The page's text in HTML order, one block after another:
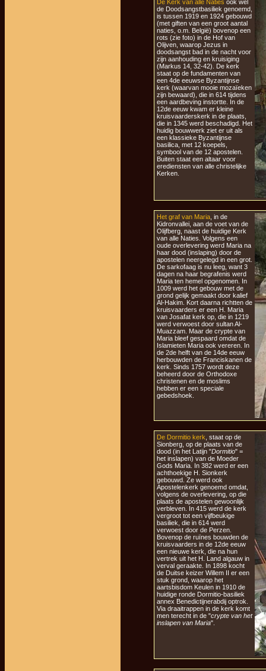
De Kerk van alle Naties ook wel
de Doodsangstbasiliek genoemd,
is tussen 1919 en 1924 gebouwd
(met giften van een groot aantal
naties, o.m. België) bovenop een
rots (zie foto) in de Hof van
Olijven, waarop Jezus in
doodsangst bad in de nacht voor
zijn aanhouding en kruisiging
(Markus 14, 32-42). De kerk
staat op de fundamenten van
een 4de eeuwse Byzantijnse
kerk (waarvan mooie mozaïeken
zijn bewaard), die in 614 tijdens
een aardbeving instortte. In de
12de eeuw kwam er kleine
kruisvaarderskerk in de plaats,
die in 1345 werd beschadigd. Het
huidig bouwwerk ziet er uit als
een klassieke Byzantijnse
basilica, met 12 koepels,
symbool van de 12 apostelen.
Buiten staat een altaar voor
erediensten van alle christelijke
Kerken.
Het graf van Maria , in de
Kidronvallei, aan de voet van de
Olijfberg, naast de huidige Kerk
van alle Naties. Volgens een
oude overlevering werd Maria na
haar dood (inslaping) door de
apostelen neergelegd in een grot.
De sarkofaag is nu leeg, want 3
dagen na haar begrafenis werd
Maria ten hemel opgenomen. In
1009 werd het gebouw met de
grond gelijk gemaakt door kalief
Al-Hakim. Kort daarna richtten de
kruisvaarders er een H. Maria
van Josafat kerk op, die in 1219
werd verwoest door sultan Al-
Muazzam. Maar de crypte van
Maria bleef gespaard omdat de
Islamieten Maria ook vereren. In
de 2de helft van de 14de eeuw
herbouwden de Franciskanen de
kerk. Sinds 1757 wordt deze
beheerd door de Orthodoxe
christenen en de moslims
hebben er een speciale
gebedshoek.
De Dormitio kerk , staat op de
Sionberg, op de plaats van de
dood (in het Latijn "Dormitio" =
het inslapen) van de Moeder
Gods Maria. In 382 werd er een
achthoekige H. Sionkerk
gebouwd. Ze werd ook
Apostelenkerk genoemd omdat,
volgens de overlevering, op die
plaats de apostelen gewoonlijk
verbleven. In 415 werd de kerk
vergroot tot een vijfbeukige
basiliek, die in 614 werd
verwoest door de Perzen.
Bovenop de ruïnes bouwden de
kruisvaarders in de 12de eeuw
een nieuwe kerk, die na hun
vertrek uit het H. Land algauw in
verval geraakte. In 1898 kocht
de Duitse keizer Willem II er een
stuk grond, waarop het
aartsbisdom Keulen in 1910 de
huidige ronde Dormitio-basiliek
annex Benedictijnerabdij optrok.
Via draaitrappen in de kerk komt
men terecht in de "crypte van het
inslapen van Maria".